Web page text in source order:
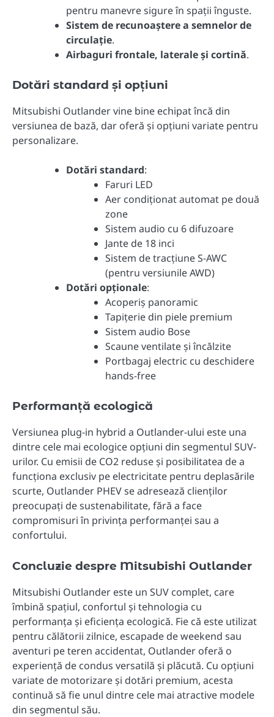
pentru manevre sigure în spații înguste.
Sistem de recunoaștere a semnelor de
circulație.
Airbaguri frontale, laterale și cortină.
Dotări standard și opțiuni
Mitsubishi Outlander vine bine echipat încă din
versiunea de bază, dar oferă și opțiuni variate pentru
personalizare.
Dotări standard:
Faruri LED
Aer condiționat automat pe două
zone
Sistem audio cu 6 difuzoare
Jante de 18 inci
Sistem de tracțiune S-AWC
(pentru versiunile AWD)
Dotări opționale:
Acoperiș panoramic
Tapițerie din piele premium
Sistem audio Bose
Scaune ventilate și încălzite
Portbagaj electric cu deschidere
hands-free
Performanță ecologică
Versiunea plug-in hybrid a Outlander-ului este una
dintre cele mai ecologice opțiuni din segmentul SUV-
urilor. Cu emisii de CO2 reduse și posibilitatea de a
funcționa exclusiv pe electricitate pentru deplasările
scurte, Outlander PHEV se adresează clienților
preocupați de sustenabilitate, fără a face
compromisuri în privința performanței sau a
confortului.
Concluzie despre Mitsubishi Outlander
Mitsubishi Outlander este un SUV complet, care
îmbină spațiul, confortul și tehnologia cu
performanța și eficiența ecologică. Fie că este utilizat
pentru călătorii zilnice, escapade de weekend sau
aventuri pe teren accidentat, Outlander oferă o
experiență de condus versatilă și plăcută. Cu opțiuni
variate de motorizare și dotări premium, acesta
continuă să fie unul dintre cele mai atractive modele
din segmentul său.